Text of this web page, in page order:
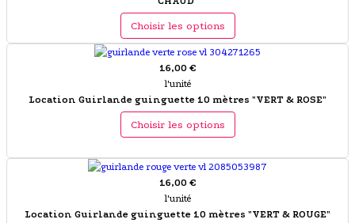
Choisir les options
16,00 €
l'unité
Location Guirlande guinguette 10 mètres "VERT & ROSE"
Choisir les options
16,00 €
l'unité
Location Guirlande guinguette 10 mètres "VERT & ROUGE"